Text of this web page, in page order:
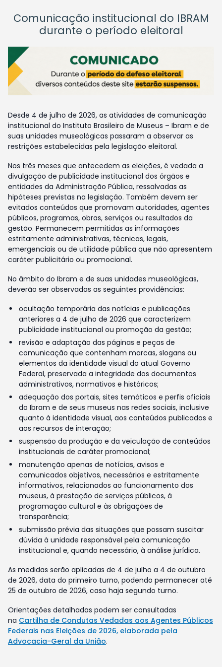
Comunicação institucional do IBRAM
durante o período eleitoral
Desde 4 de julho de 2026, as atividades de comunicação
institucional do Instituto Brasileiro de Museus – Ibram e de
suas unidades museológicas passaram a observar as
restrições estabelecidas pela legislação eleitoral.
Nos três meses que antecedem as eleições, é vedada a
divulgação de publicidade institucional dos órgãos e
entidades da Administração Pública, ressalvadas as
hipóteses previstas na legislação. Também devem ser
evitados conteúdos que promovam autoridades, agentes
públicos, programas, obras, serviços ou resultados da
gestão. Permanecem permitidas as informações
estritamente administrativas, técnicas, legais,
emergenciais ou de utilidade pública que não apresentem
caráter publicitário ou promocional.
No âmbito do Ibram e de suas unidades museológicas,
deverão ser observadas as seguintes providências:
ocultação temporária das notícias e publicações
anteriores a 4 de julho de 2026 que caracterizem
publicidade institucional ou promoção da gestão;
revisão e adaptação das páginas e peças de
comunicação que contenham marcas, slogans ou
elementos da identidade visual do atual Governo
Federal, preservada a integridade dos documentos
administrativos, normativos e históricos;
adequação dos portais, sites temáticos e perfis oficiais
do Ibram e de seus museus nas redes sociais, inclusive
quanto à identidade visual, aos conteúdos publicados e
aos recursos de interação;
suspensão da produção e da veiculação de conteúdos
institucionais de caráter promocional;
manutenção apenas de notícias, avisos e
comunicados objetivos, necessários e estritamente
informativos, relacionados ao funcionamento dos
museus, à prestação de serviços públicos, à
programação cultural e às obrigações de
transparência;
submissão prévia das situações que possam suscitar
dúvida à unidade responsável pela comunicação
institucional e, quando necessário, à análise jurídica.
As medidas serão aplicadas de 4 de julho a 4 de outubro
de 2026, data do primeiro turno, podendo permanecer até
25 de outubro de 2026, caso haja segundo turno.
Orientações detalhadas podem ser consultadas
na Cartilha de Condutas Vedadas aos Agentes Públicos
Federais nas Eleições de 2026, elaborada pela
Advocacia-Geral da União.